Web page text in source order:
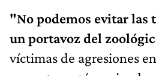
"No podemos evitar las
un portavoz del
víctimas de agresiones